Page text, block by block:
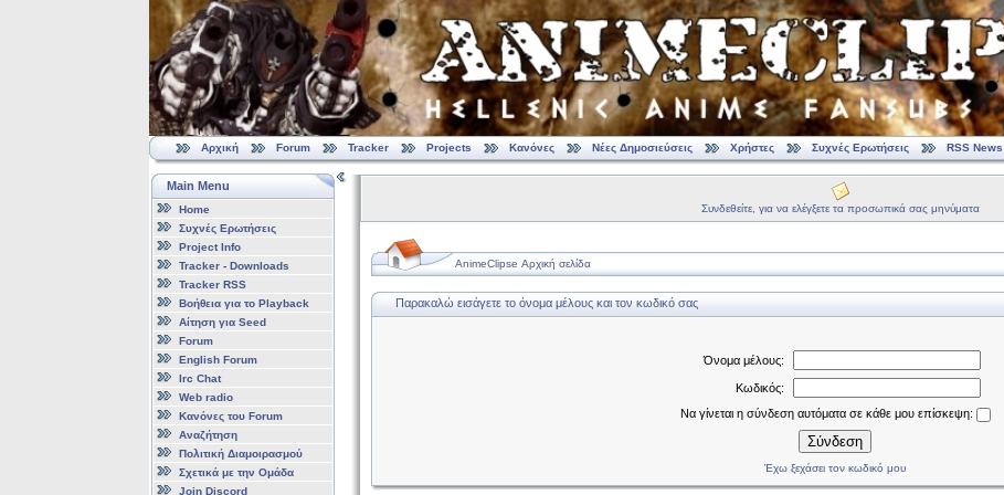
Αρχική Forum Tracker Projects Κανόνες Νέες Δημοσιεύσεις Χρήστες Συχνές Ερωτήσεις RSS News
Main Menu
Home
Συχνές Ερωτήσεις
Project Info
Tracker - Downloads
Tracker RSS
Βοήθεια για το Playback
Αίτηση για Seed
Forum
English Forum
Irc Chat
Web radio
Κανόνες του Forum
Αναζήτηση
Πολιτική Διαμοιρασμού
Σχετικά με την Ομάδα
Join Discord
Συνδεθείτε, για να ελέγξετε τα προσωπικά σας μηνύματα
AnimeClipse Αρχική σελίδα
Παρακαλώ εισάγετε το όνομα μέλους και τον κωδικό σας
Όνομα μέλους:
Κωδικός:
Να γίνεται η σύνδεση αυτόματα σε κάθε μου επίσκεψη:
Σύνδεση
Έχω ξεχάσει τον κωδικό μου